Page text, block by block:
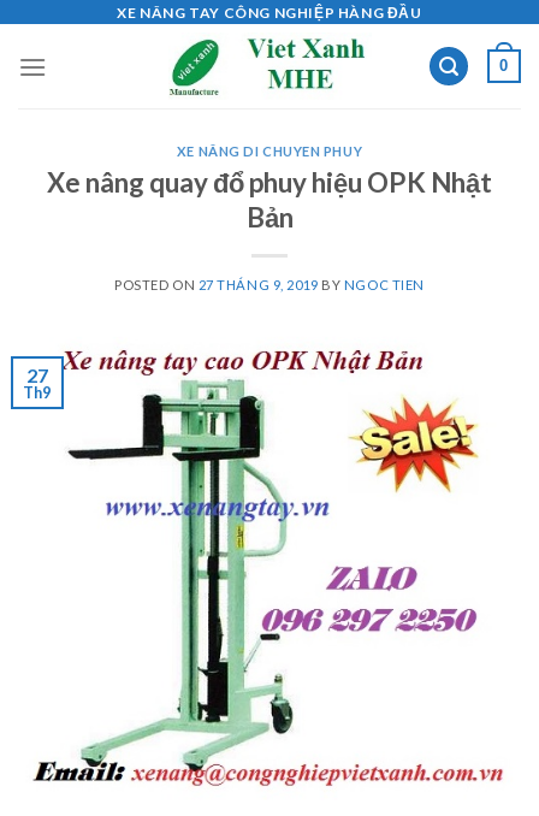
content
XE NÂNG TAY CÔNG NGHIỆP HÀNG ĐẦU
0
XE NÂNG DI CHUYEN PHUY
Xe nâng quay đổ phuy hiệu OPK Nhật
Bản
POSTED ON 27 THÁNG 9, 2019 BY NGOC TIEN
27
Th9